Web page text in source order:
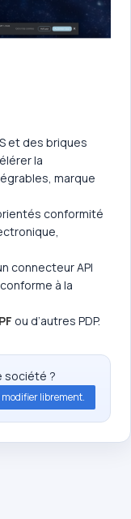
et des briques
la
marque
conformité
connecteur API
conforme à la
ou d’autres PDP.
société ?
modifier librement.